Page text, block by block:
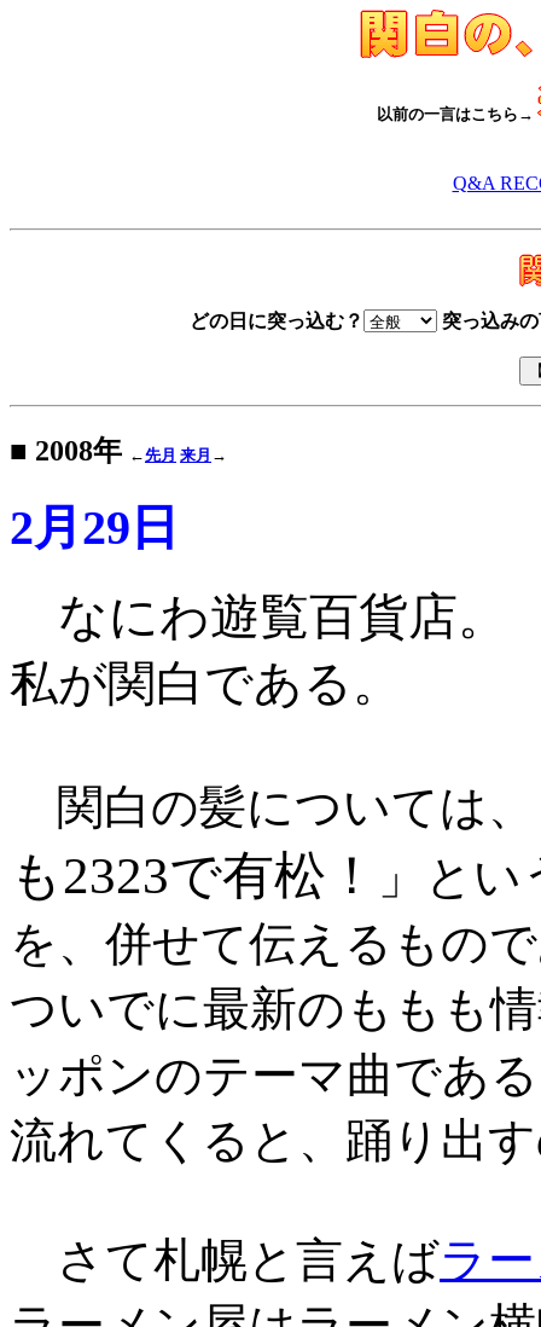
以前の一言はこちら→
Q&A
どの日に突っ込む？ 突っ込み
■ 2008年 ←先月 来月 →
2月29日
なにわ遊覧百貨店。
私が関白である。
関白の髪については
も2323で有松！
」と
を、併せて伝えるもの
ついでに最新のももも
ッポンのテーマ曲であ
流れてくると、踊り出
さて札幌と言えばラ